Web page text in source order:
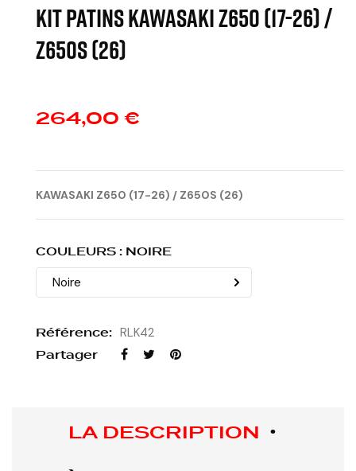
KIT PATINS KAWASAKI Z650 (17-26) /
Z650S (26)
264,00 €
KAWASAKI Z650 (17-26) / Z650S (26)
COULEURS : NOIRE
Référence: RLK42
Partager
LA DESCRIPTION